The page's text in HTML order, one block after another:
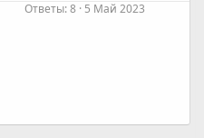
Ответы 8 5 Май 2023